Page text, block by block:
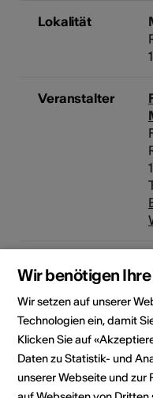
Lokalität
Veranstalter
Wir benötigen
Wir setzen auf unserer
Technologien ein, damit
Klicken Sie auf
Daten zu Statistik- und
unserer Webseite und zur